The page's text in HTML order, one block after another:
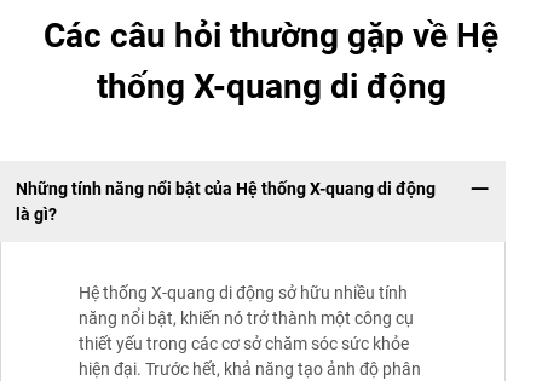
Các câu hỏi thường gặp về Hệ
thống X-quang di động
Những tính năng nổi bật của Hệ thống X-quang di động
là gì?
Hệ thống X-quang di động sở hữu nhiều tính
năng nổi bật, khiến nó trở thành một công cụ
thiết yếu trong các cơ sở chăm sóc sức khỏe
hiện đại. Trước hết, khả năng tạo ảnh độ phân